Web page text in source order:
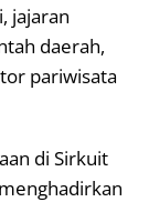
jajaran
daerah,
pariwisata
di Sirkuit